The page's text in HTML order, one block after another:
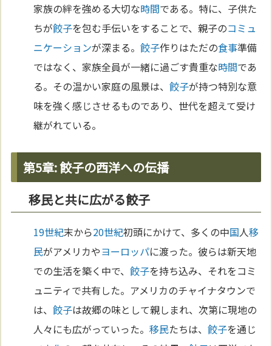
家族の絆を強める大切な時間である。特に、子供た
ちが餃子を包む手伝いをすることで、親子のコミュ
ニケーションが深まる。餃子作りはただの食事準備
ではなく、家族全員が一緒に過ごす貴重な時間であ
る。その温かい家庭の風景は、餃子が持つ特別な意
味を強く感じさせるものであり、世代を超えて受け
継がれている。
第5章: 餃子の西洋への伝播
移民と共に広がる餃子
19世紀末から20世紀初頭にかけて、多くの中国人移
民がアメリカやヨーロッパに渡った。彼らは新天地
での生活を築く中で、餃子を持ち込み、それをコミ
ュニティで共有した。アメリカのチャイナタウンで
は、餃子は故郷の味として親しまれ、次第に現地の
人々にも広がっていった。移民たちは、餃子を通じ